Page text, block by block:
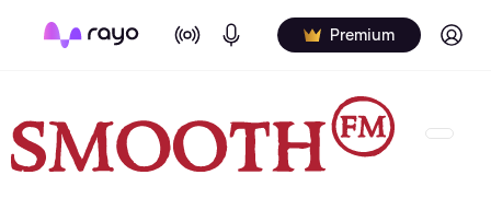
On Air Podcasts Premium Log in